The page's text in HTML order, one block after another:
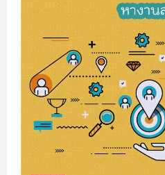
รวม
แหล่ง
หา
งาน
ทุก
สาขา
อาชีพ